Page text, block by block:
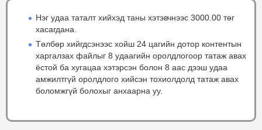
Нэг удаа таталт хийхэд таны хэтэвчнээс 3000.00 төг
хасагдана.
Төлбөр хийгдсэнээс хойш 24 цагийн дотор контентын
харгалзах файлыг 8 удаагийн оролдлогоор татаж авах
ёстой ба хугацаа хэтэрсэн болон 8 аас дээш удаа
амжилтгүй оролдлого хийсэн тохиолдолд татаж авах
боломжгүй болохыг анхаарна уу.